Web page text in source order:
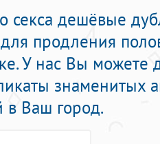
секса дешёвые
продления
У нас Вы можете
знаменитых
в Ваш город.